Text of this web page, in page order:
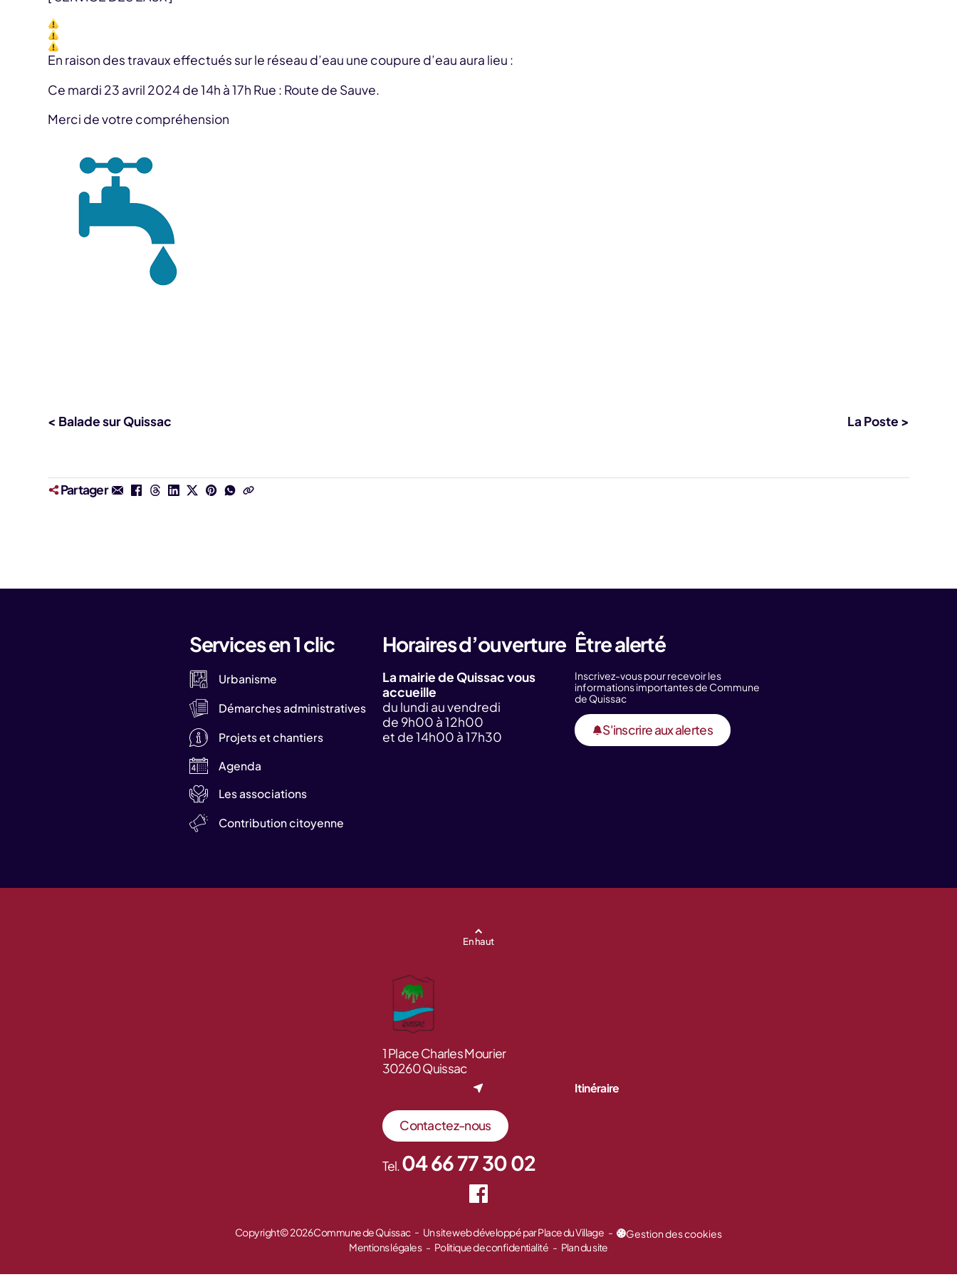
En raison des travaux effectués sur le réseau d’eau une coupure d’eau aura lieu :
Ce mardi 23 avril 2024 de 14h à 17h Rue : Route de Sauve.
Merci de votre compréhension
< Balade sur Quissac La Poste >
Partager
Services en 1 clic
Urbanisme
Démarches administratives
Projets et chantiers
Agenda
Les associations
Contribution citoyenne
Horaires d’ouverture
La mairie de Quissac vous
accueille
du lundi au vendredi
de 9h00 à 12h00
et de 14h00 à 17h30
Être alerté
Inscrivez-vous pour recevoir les
informations importantes de Commune
de Quissac
S'inscrire aux alertes
En haut
1 Place Charles Mourier
30260 Quissac
Itinéraire
Contactez-nous
Tel.04 66 77 30 02
Copyright © 2026 Commune de Quissac Un site web développé par Place du Village
Gestion des cookies
Mentions légales
Politique de confidentialité Plan du site